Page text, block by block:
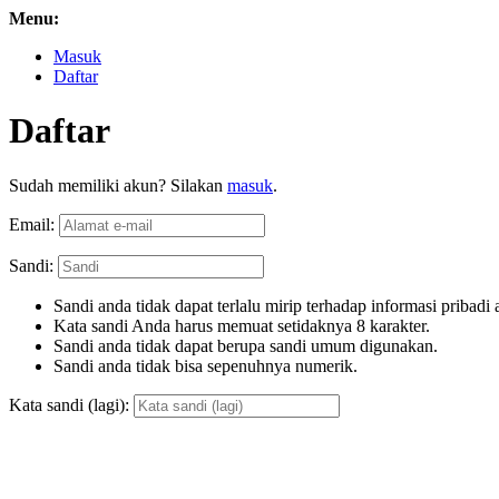
Menu:
Masuk
Daftar
Daftar
Sudah memiliki akun? Silakan masuk.
Email:
Sandi:
Sandi anda tidak dapat terlalu mirip terhadap informasi pribadi
Kata sandi Anda harus memuat setidaknya 8 karakter.
Sandi anda tidak dapat berupa sandi umum digunakan.
Sandi anda tidak bisa sepenuhnya numerik.
Kata sandi (lagi):